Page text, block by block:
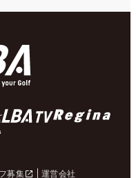
募集 運営会社